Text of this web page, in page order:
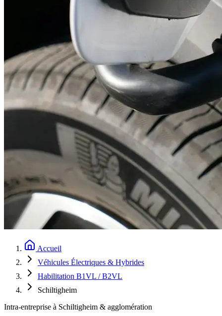
Accueil
Véhicules Électriques & Hybrides
Habilitation B1VL / B2VL
Schiltigheim
Intra-entreprise à Schiltigheim & agglomération